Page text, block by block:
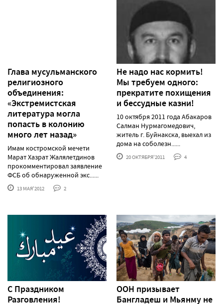
Глава мусульманского
религиозного
объединения:
«Экстремистская
литература могла
попасть в колонию
много лет назад»
Имам костромской мечети
Марат Хазрат Жалялетдинов
прокомментировал заявление
ФСБ об обнаруженной экс......
13 МАЯ'2012 2
Не надо нас кормить!
Мы требуем одного:
прекратите похищения
и бессудные казни!
10 октября 2011 года Абакаров
Салман Нурмагомедович,
житель г. Буйнакска, выехал из
дома на соболезн......
20 ОКТЯБРЯ'2011 4
С Праздником
Разговления!
ООН призывает
Бангладеш и Мьянму не